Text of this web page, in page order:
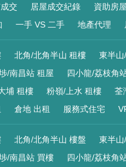
交 居屋成交紀錄 資助房
一手 VS 二手 地產代理
北角/北角半山 租樓 東半山
/南昌站 租屋 四小龍/荔枝角
埔 租樓 粉嶺/上水 租樓 荃
倉地 出租 服務式住宅
北角/北角半山 樓盤 東半
/南昌站 買樓 四小龍/荔枝角